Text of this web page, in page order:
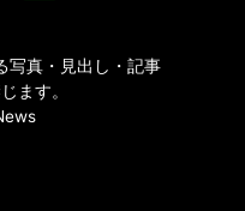
写真・見出し・記事
ます。